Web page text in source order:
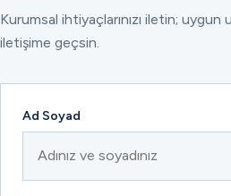
Kurumsal ihtiyaçlarınızı iletin; uygun
iletişime geçsin.
Ad Soyad